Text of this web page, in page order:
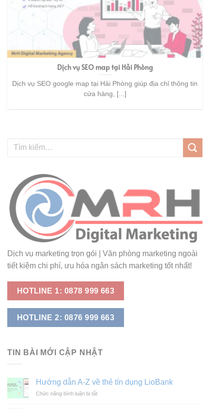
Dịch vụ SEO map tại Hải Phòng
Dịch vụ SEO google map tại Hải Phòng giúp địa chỉ thông tin
cửa hàng, [...]
Dịch vụ marketing trọn gói | Văn phòng marketing ngoài
tiết kiệm chi phí, ưu hóa ngân sách marketing tốt nhất!
HOTLINE 1: 0878 999 663
HOTLINE 2: 0876 999 663
TIN BÀI MỚI CẬP NHẬT
Hướng dẫn A-Z về thẻ tín dụng LioBank
Chức năng bình luận bị tắtở